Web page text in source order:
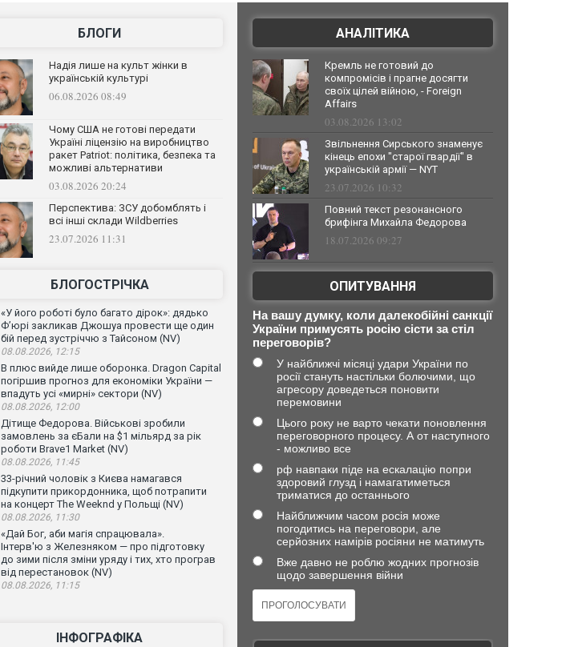
БЛОГИ
Надія лише на культ жінки в
українській культурі
06.08.2026 08:49
Чому США не готові передати
Україні ліцензію на виробництво
ракет Patriot: політика, безпека та
можливі альтернативи
03.08.2026 20:24
Перспектива: ЗСУ добомблять і
всі інші склади Wildberries
23.07.2026 11:31
БЛОГОСТРІЧКА
«У його роботі було багато дірок»: дядько
Ф’юрі закликав Джошуа провести ще один
бій перед зустріччю з Тайсоном (NV)
08.08.2026, 12:15
В плюс вийде лише оборонка. Dragon Capital
погіршив прогноз для економіки України —
впадуть усі «мирні» сектори (NV)
08.08.2026, 12:00
Дітище Федорова. Військові зробили
замовлень за єБали на $1 мільярд за рік
роботи Brave1 Market (NV)
08.08.2026, 11:45
33-річний чоловік з Києва намагався
підкупити прикордонника, щоб потрапити
на концерт The Weeknd у Польщі (NV)
08.08.2026, 11:30
«Дай Бог, аби магія спрацювала».
Інтерв'ю з Железняком — про підготовку
до зими після зміни уряду і тих, хто програв
від перестановок (NV)
08.08.2026, 11:15
ІНФОГРАФІКА
АНАЛІТИКА
Кремль не готовий до
компромісів і прагне досягти
своїх цілей війною, - Foreign
Affairs
03.08.2026 13:02
Звільнення Сирського знаменує
кінець епохи "старої гвардії" в
українській армії — NYT
23.07.2026 10:32
Повний текст резонансного
брифінга Михайла Федорова
18.07.2026 09:27
ОПИТУВАННЯ
На вашу думку, коли далекобійні санкції
України примусять росію сісти за стіл
переговорів?
У найближчі місяці удари України по
росії стануть настільки болючими, що
агресору доведеться поновити
перемовини
Цього року не варто чекати поновлення
переговорного процесу. А от наступного
- можливо все
рф навпаки піде на ескалацію попри
здоровий глузд і намагатиметься
триматися до останнього
Найближчим часом росія може
погодитись на переговори, але
серйозних намірів росіяни не матимуть
Вже давно не роблю жодних прогнозів
щодо завершення війни